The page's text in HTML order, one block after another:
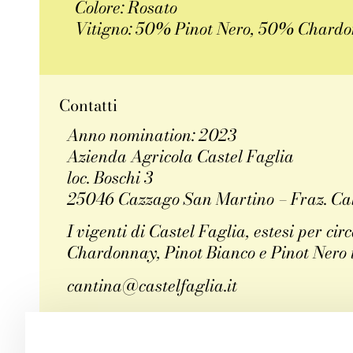
Colore: Rosato
Vitigno: 50% Pinot Nero, 50%
Contatti
Anno nomination: 2023
Azienda Agricola Castel Faglia
loc. Boschi 3
25046 Cazzago San Martino – Fraz.
I vigenti di Castel Faglia, estesi per
Chardonnay, Pinot Bianco e Pinot
cantina@castelfaglia.it